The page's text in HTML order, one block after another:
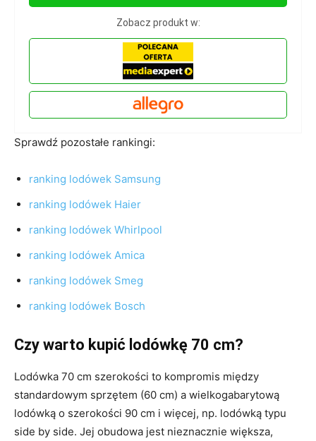
Zobacz produkt w:
Sprawdź pozostałe rankingi:
ranking lodówek Samsung
ranking lodówek Haier
ranking lodówek Whirlpool
ranking lodówek Amica
ranking lodówek Smeg
ranking lodówek Bosch
Czy warto kupić lodówkę 70 cm?
Lodówka 70 cm szerokości to kompromis między
standardowym sprzętem (60 cm) a wielkogabarytową
lodówką o szerokości 90 cm i więcej, np. lodówką typu
side by side. Jej obudowa jest nieznacznie większa,